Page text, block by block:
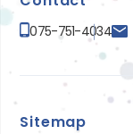
075-751-4034
Sitemap